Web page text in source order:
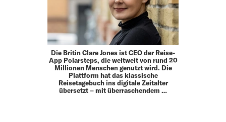
Die Britin Clare Jones ist CEO der Reise-
App Polarsteps, die weltweit von rund 20
Millionen Menschen genutzt wird. Die
Plattform hat das klassische
Reisetagebuch ins digitale Zeitalter
übersetzt – mit überraschendem …